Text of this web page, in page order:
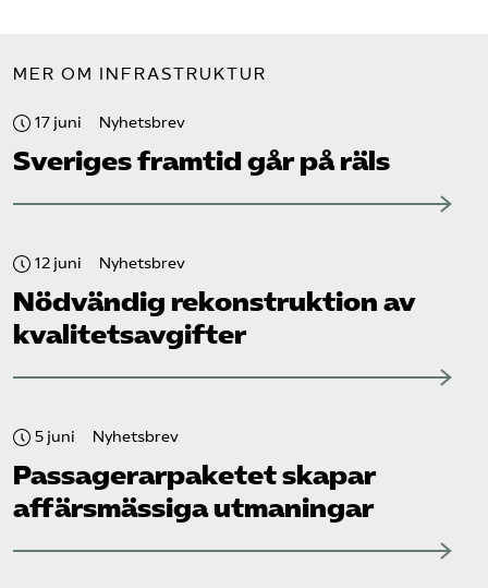
MER OM INFRASTRUKTUR
17 juni Nyhetsbrev
Sveriges framtid går på räls
12 juni Nyhetsbrev
Nödvändig rekonstruktion av
kvalitetsavgifter
5 juni Nyhetsbrev
Passagerarpaketet skapar
affärsmässiga utmaningar